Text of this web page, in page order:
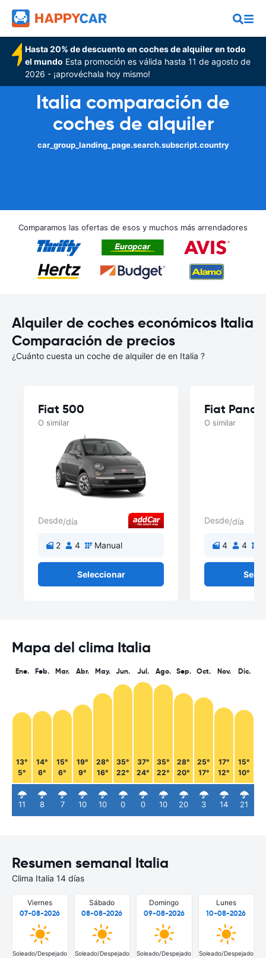
Hasta 20% de descuento en coches de alquiler en todo
el mundo Esta promoción es válida hasta 11 de agosto de
2026 - ¡aprovéchala hoy mismo!
Italia comparación de
coches de alquiler
car_group_landing_page.search.subscript.country
Comparamos las ofertas de esos y muchos más arrendadores
Alquiler de coches económicos Italia
Comparación de precios
¿Cuánto cuesta un coche de alquiler de en Italia ?
Fiat 500
O similar
Desde/día
2 4 Manual
Seleccionar
Fiat Panda
O similar
Desde/día
4 4
Mapa del clima Italia
Ene.
13°
5°
11
Feb.
14°
6°
8
Mar.
15°
6°
7
Abr.
19°
9°
10
May.
28°
16°
10
Jun.
35°
22°
0
Jul.
37°
24°
0
Ago.
35°
22°
10
Sep.
28°
20°
20
Oct.
25°
17°
3
Nov.
17°
12°
14
Dic.
15°
10°
21
Resumen semanal Italia
Clima Italia 14 días
Viernes
07-08-2026
Soleado/Despejado
Sábado
08-08-2026
Soleado/Despejado
Domingo
09-08-2026
Soleado/Despejado
Lunes
10-08-2026
Soleado/Despejado